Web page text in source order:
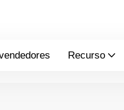
Recurso